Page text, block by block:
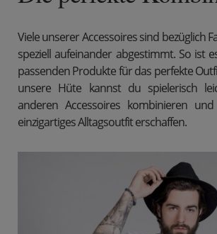
Hüte
Der Hut ist das Accessoire eines wahren
einzigartigen Accessoires ist von BeWooden
Zusammenarbeit mit Tonak
Viele unserer Accessoires sind bezüglich
speziell aufeinander abgestimmt. So ist
passenden Produkte für das perfekte
unsere Hüte kannst du spielerisch
anderen Accessoires kombinieren
einzigartiges Alltagsoutfit erschaffen.